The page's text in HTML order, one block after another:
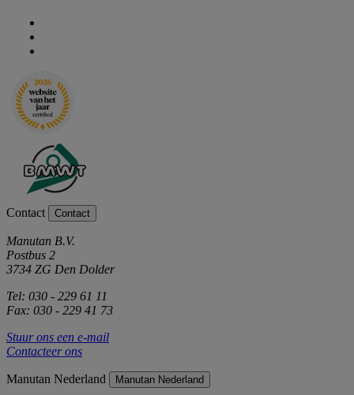
Contact Contact
Manutan B.V.
Postbus 2
3734 ZG Den Dolder
Tel: 030 - 229 61 11
Fax: 030 - 229 41 73
Stuur ons een e-mail
Contacteer ons
Manutan Nederland Manutan Nederland